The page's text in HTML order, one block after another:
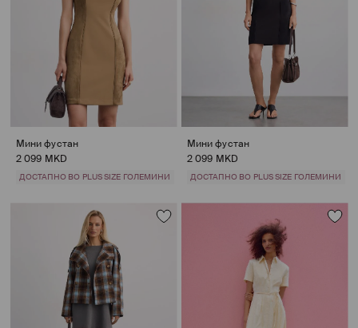
Мини фустан
2 099 MKD
ДОСТАПНО ВО PLUS SIZE ГОЛЕМИНИ
Мини фустан
2 099 MKD
ДОСТАПНО ВО PLUS SIZE ГОЛЕМИНИ